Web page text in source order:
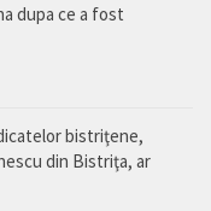
dupa ce a fost
bistriţene,
din Bistriţa, ar